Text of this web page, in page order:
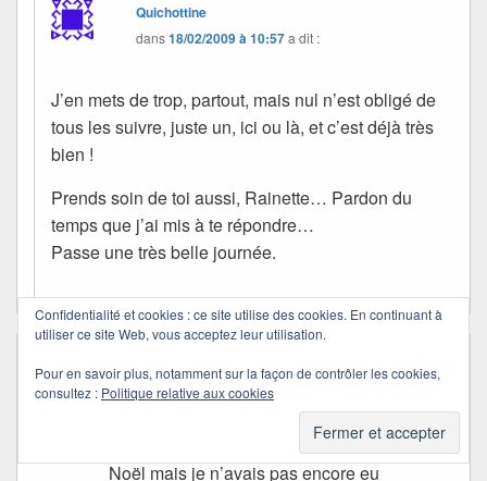
Quichottine
dans18/02/2009 à 10:57a dit :
J’en mets de trop, partout, mais nul n’est obligé de
tous les suivre, juste un, ici ou là, et c’est déjà très
bien !
Prends soin de toi aussi, Rainette… Pardon du
temps que j’ai mis à te répondre…
Passe une très belle journée.
Coucou Quichottine, merci de ta gentille
Pour l’APN, c’était en fait mon cadeau de
Noël mais je n’avais pas encore eu
Confidentialité et cookies : ce site utilise des cookies. En continuant à
utiliser ce site Web, vous acceptez leur utilisation.
Pour en savoir plus, notamment sur la façon de contrôler les cookies,
consultez : Politique relative aux cookies